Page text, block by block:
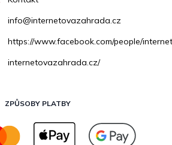
info@internetovazahrada.cz
https://www.facebook.com/people/
internetovazahrada.cz/
ZPŮSOBY PLATBY